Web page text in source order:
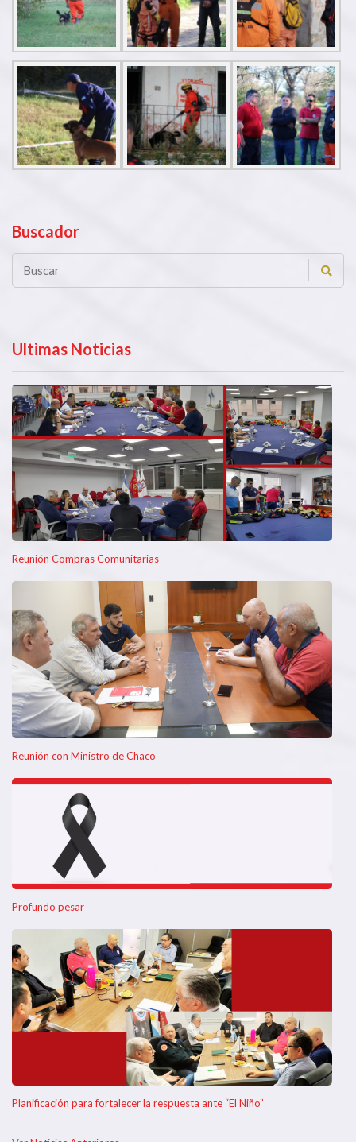
Buscador
Ultimas Noticias
Reunión Compras Comunitarias
Reunión con Ministro de Chaco
Profundo pesar
Planificación para fortalecer la respuesta ante “El Niño”